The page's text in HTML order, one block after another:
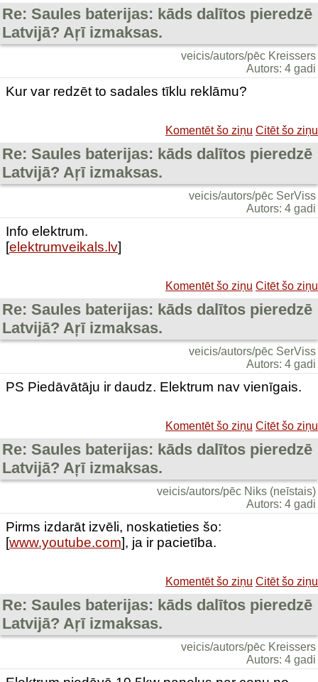
Re: Saules baterijas: kāds dalītos pieredzē
Latvijā? Aŗī izmaksas.
veicis/autors/pēc Kreissers
Autors: 4 gadi
Kur var redzēt to sadales tīklu reklāmu?
Komentēt šo ziņu Citēt šo ziņu
Re: Saules baterijas: kāds dalītos pieredzē
Latvijā? Aŗī izmaksas.
veicis/autors/pēc SerViss
Autors: 4 gadi
Info elektrum.
[elektrumveikals.lv]
Komentēt šo ziņu Citēt šo ziņu
Re: Saules baterijas: kāds dalītos pieredzē
Latvijā? Aŗī izmaksas.
veicis/autors/pēc SerViss
Autors: 4 gadi
PS Piedāvātāju ir daudz. Elektrum nav vienīgais.
Komentēt šo ziņu Citēt šo ziņu
Re: Saules baterijas: kāds dalītos pieredzē
Latvijā? Aŗī izmaksas.
veicis/autors/pēc Niks (neīstais)
Autors: 4 gadi
Pirms izdarāt izvēli, noskatieties šo:
[www.youtube.com], ja ir pacietība.
Komentēt šo ziņu Citēt šo ziņu
Re: Saules baterijas: kāds dalītos pieredzē
Latvijā? Aŗī izmaksas.
veicis/autors/pēc Kreissers
Autors: 4 gadi